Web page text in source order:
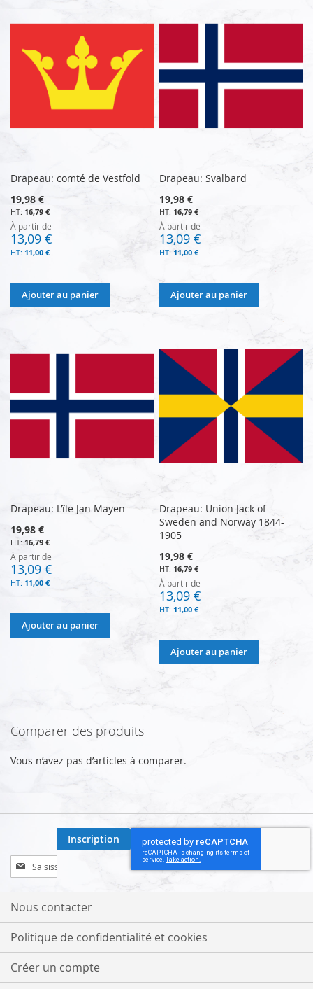
Drapeau: comté de Vestfold
19,98 €
16,79 €
À partir de
13,09 €
11,00 €
Ajouter au panier
Drapeau: Svalbard
19,98 €
16,79 €
À partir de
13,09 €
11,00 €
Ajouter au panier
Drapeau: L’île Jan Mayen
19,98 €
16,79 €
À partir de
13,09 €
11,00 €
Ajouter au panier
Drapeau: Union Jack of
Sweden and Norway 1844-
1905
19,98 €
16,79 €
À partir de
13,09 €
11,00 €
Ajouter au panier
Comparer des produits
Vous n’avez pas d’articles à comparer.
Inscription
à
notre
lettre
:
Inscription
Nous contacter
Politique de confidentialité et cookies
Créer un compte